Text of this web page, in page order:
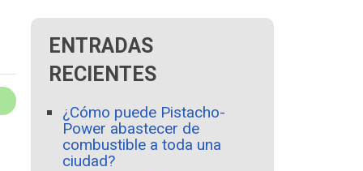
ENTRADAS
RECIENTES
¿Cómo puede Pistacho-
Power abastecer de
combustible a toda una
ciudad?